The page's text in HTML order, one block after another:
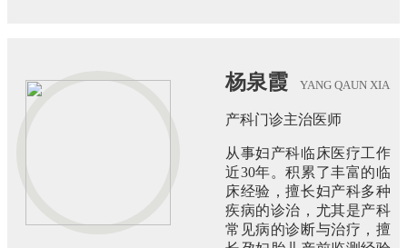
杨泉霞 YANG QAUN XIA
产科门诊主治医师
从事妇产科临床医疗工作
近30年。积累了丰富的临
床经验，擅长妇产科多种
疾病的诊治，尤其是产科
常见病的诊断与治疗，擅